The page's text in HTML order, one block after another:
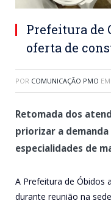
Prefeitura de
oferta de
POR COMUNICAÇÃO PMO EM
Retomada dos
priorizar a
especialidades de
A Prefeitura de Óbidos
durante reunião na